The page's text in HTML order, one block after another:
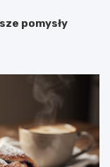
pomysły